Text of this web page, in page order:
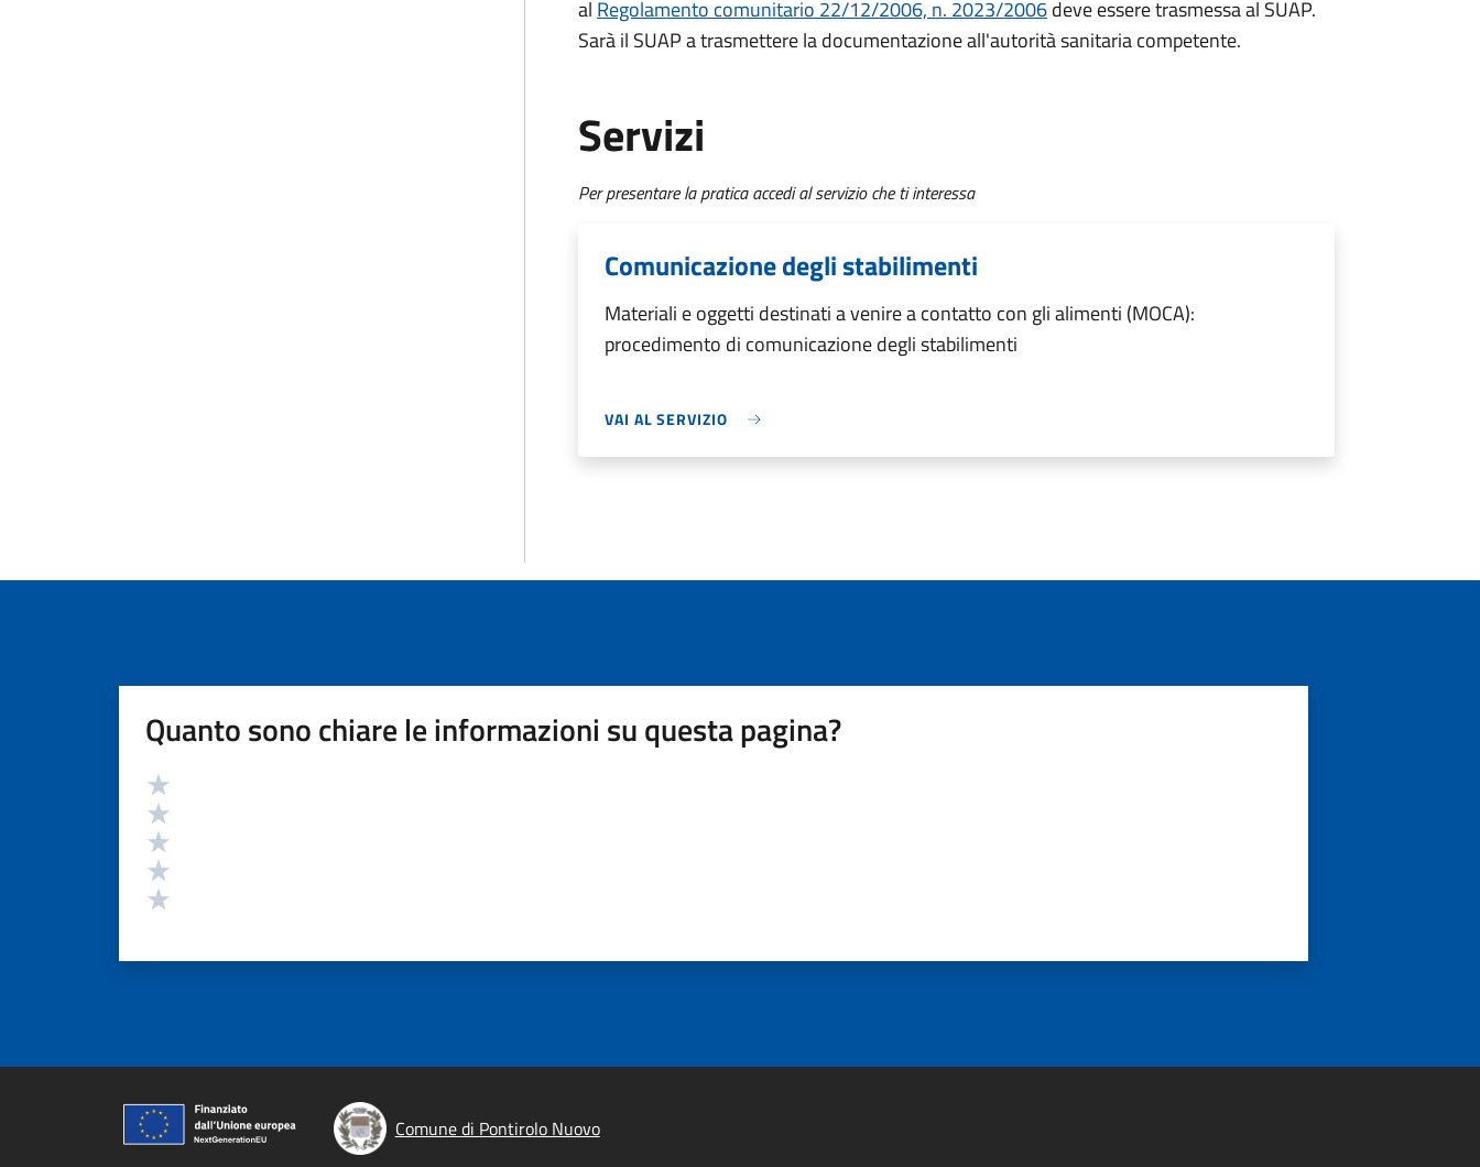
al Regolamento comunitario 22/12/2006, n. 2023/2006deve essere trasmessa al SUAP.
Sarà il SUAP a trasmettere la documentazione all'autorità sanitaria competente.
Servizi
Per presentare la pratica accedi al servizio che ti interessa
Comunicazione degli stabilimenti
Materiali e oggetti destinati a venire a contatto con gli alimenti (MOCA):
procedimento di comunicazione degli stabilimenti
VAI AL SERVIZIO
Quanto sono chiare le informazioni su questa pagina?
Valutazione
Comune di Pontirolo Nuovo